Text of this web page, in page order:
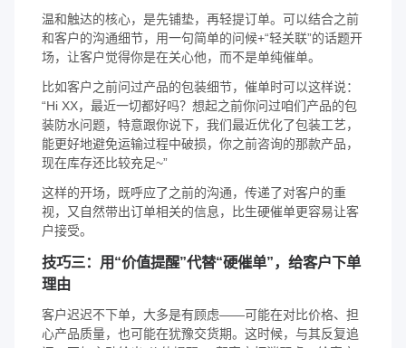
温和触达的核心，是先铺垫，再轻提订单。可以结合之前
和客户的沟通细节，用一句简单的问候+“轻关联”的话题开
场，让客户觉得你是在关心他，而不是单纯催单。
比如客户之前问过产品的包装细节，催单时可以这样说：
“Hi XX，最近一切都好吗？想起之前你问过咱们产品的包
装防水问题，特意跟你说下，我们最近优化了包装工艺，
能更好地避免运输过程中破损，你之前咨询的那款产品，
现在库存还比较充足~”
这样的开场，既呼应了之前的沟通，传递了对客户的重
视，又自然带出订单相关的信息，比生硬催单更容易让客
户接受。
技巧三：用“价值提醒”代替“硬催单”，给客户下单
理由
客户迟迟不下单，大多是有顾虑——可能在对比价格、担
心产品质量，也可能在犹豫交货期。这时候，与其反复追